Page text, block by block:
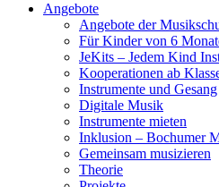
Angebote
Angebote der
Für Kinder von 6
JeKits – Jedem Kind
Kooperationen ab
Instrumente und Gesang
Digitale Musik
Instrumente mieten
Inklusion – Bochumer
Gemeinsam musizieren
Theorie